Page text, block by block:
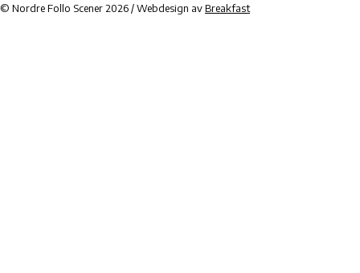
© Nordre Follo Scener 2026 / Webdesign avBreakfast